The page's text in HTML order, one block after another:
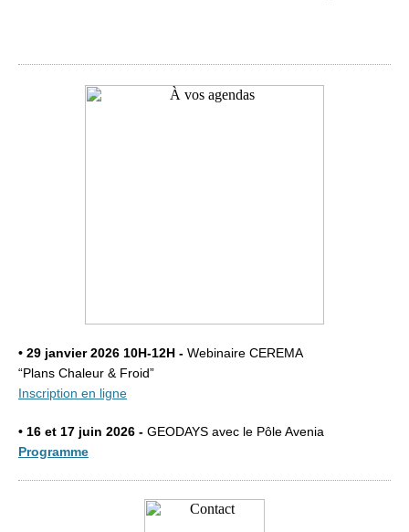
• 29 janvier 2026 10H-12H - Webinaire CEREMA
“Plans Chaleur & Froid”
Inscription en ligne
• 16 et 17 juin 2026 - GEODAYS avec le Pôle Avenia
Programme